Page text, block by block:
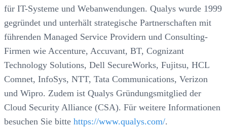
für IT-Systeme und Webanwendungen. Qualys wurde 1999
gegründet und unterhält strategische Partnerschaften mit
führenden Managed Service Providern und Consulting-
Firmen wie Accenture, Accuvant, BT, Cognizant
Technology Solutions, Dell SecureWorks, Fujitsu, HCL
Comnet, InfoSys, NTT, Tata Communications, Verizon
und Wipro. Zudem ist Qualys Gründungsmitglied der
Cloud Security Alliance (CSA). Für weitere Informationen
besuchen Sie bitte https://www.qualys.com/.